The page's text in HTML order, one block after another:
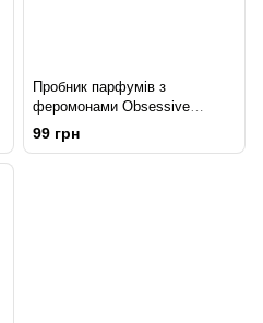
Пробник парфумів з
феромонами Obsessive
Perfume Floral - Fruity sample
(1 мл)
99 грн